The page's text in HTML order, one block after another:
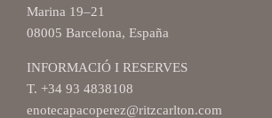
Marina 19–21
08005 Barcelona, España
INFORMACIÓ I RESERVES
T. +34 93 4838108
enotecapacoperez@ritzcarlton.com